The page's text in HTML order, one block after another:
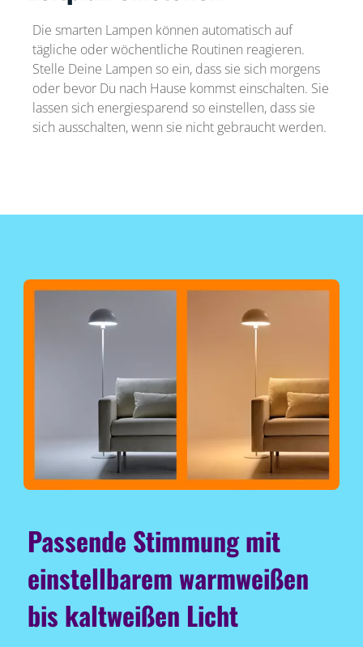
Die smarten Lampen können automatisch auf
tägliche oder wöchentliche Routinen reagieren.
Stelle Deine Lampen so ein, dass sie sich morgens
oder bevor Du nach Hause kommst einschalten. Sie
lassen sich energiesparend so einstellen, dass sie
sich ausschalten, wenn sie nicht gebraucht werden.
Passende Stimmung mit
einstellbarem warmweißen
bis kaltweißen Licht